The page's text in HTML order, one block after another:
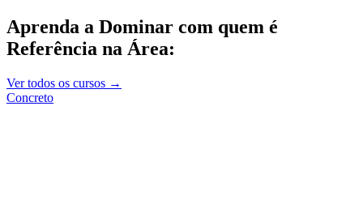
Aprenda a Dominar com quem é
Referência na Área:
Ver todos os cursos →
Concreto